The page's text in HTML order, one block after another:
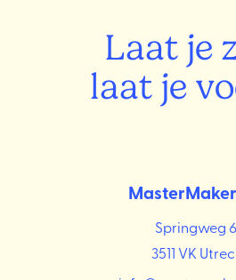
Laat je
laat je
Springweg
3511 VK